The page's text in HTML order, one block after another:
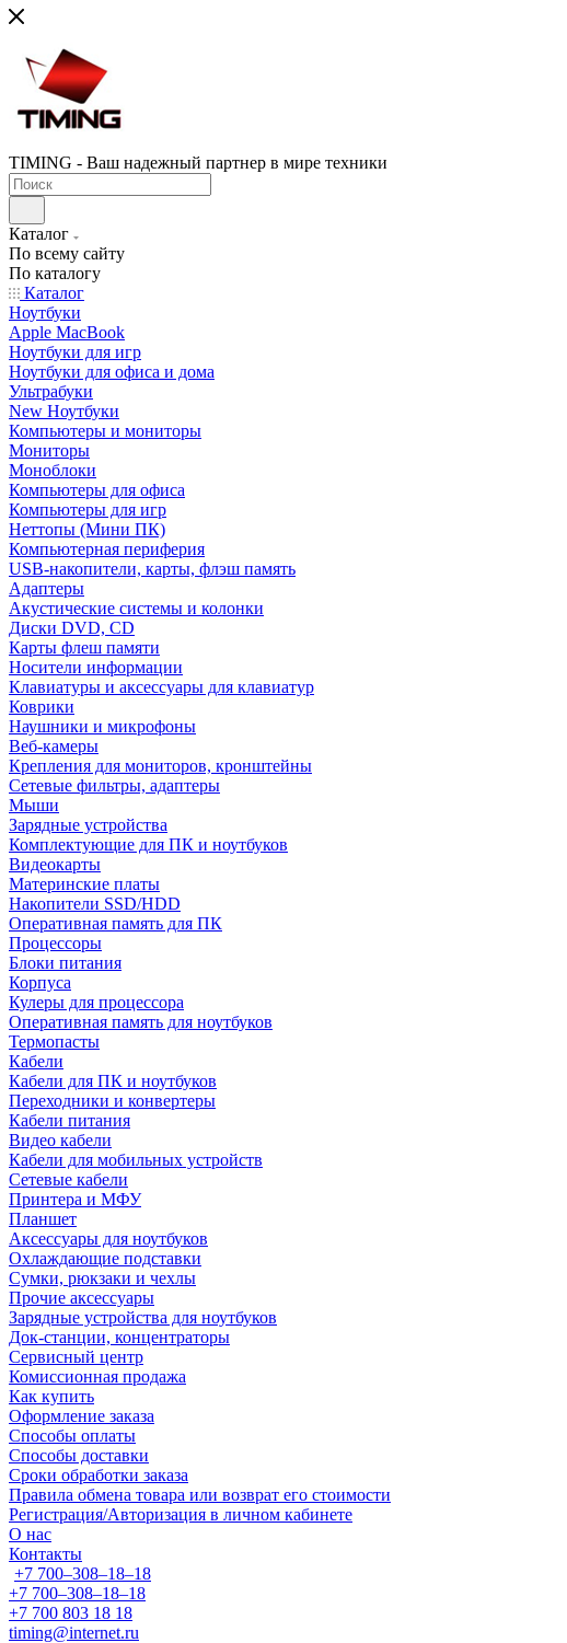
TIMING - Ваш надежный партнер в мире техники
Каталог
По всему сайту
По каталогу
Каталог
Ноутбуки
Apple MacBook
Ноутбуки для игр
Ноутбуки для офиса и дома
Ультрабуки
New Ноутбуки
Компьютеры и мониторы
Мониторы
Моноблоки
Компьютеры для офиса
Компьютеры для игр
Неттопы (Мини ПК)
Компьютерная периферия
USB-накопители, карты, флэш память
Адаптеры
Акустические системы и колонки
Диски DVD, CD
Карты флеш памяти
Носители информации
Клавиатуры и аксессуары для клавиатур
Коврики
Наушники и микрофоны
Веб-камеры
Крепления для мониторов, кронштейны
Сетевые фильтры, адаптеры
Мыши
Зарядные устройства
Комплектующие для ПК и ноутбуков
Видеокарты
Материнские платы
Накопители SSD/HDD
Оперативная память для ПК
Процессоры
Блоки питания
Корпуса
Кулеры для процессора
Оперативная память для ноутбуков
Термопасты
Кабели
Кабели для ПК и ноутбуков
Переходники и конвертеры
Кабели питания
Видео кабели
Кабели для мобильных устройств
Сетевые кабели
Принтера и МФУ
Планшет
Аксессуары для ноутбуков
Охлаждающие подставки
Сумки, рюкзаки и чехлы
Прочие аксессуары
Зарядные устройства для ноутбуков
Док-станции, концентраторы
Сервисный центр
Комиссионная продажа
Как купить
Оформление заказа
Способы оплаты
Способы доставки
Сроки обработки заказа
Правила обмена товара или возврат его стоимости
Регистрация/Авторизация в личном кабинете
О нас
Контакты
+7 700‒308‒18‒18
+7 700‒308‒18‒18
+7 700 803 18 18
timing@internet.ru